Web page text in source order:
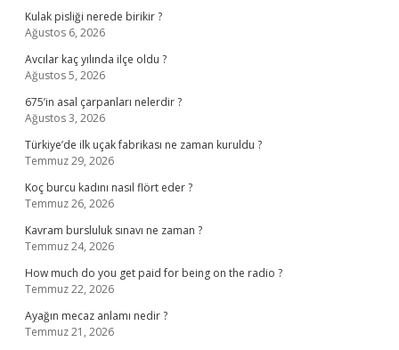
Kulak pisliği nerede birikir ?
Ağustos 6, 2026
Avcılar kaç yılında ilçe oldu ?
Ağustos 5, 2026
675’in asal çarpanları nelerdir ?
Ağustos 3, 2026
Türkiye’de ilk uçak fabrikası ne zaman kuruldu ?
Temmuz 29, 2026
Koç burcu kadını nasıl flört eder ?
Temmuz 26, 2026
Kavram bursluluk sınavı ne zaman ?
Temmuz 24, 2026
How much do you get paid for being on the radio ?
Temmuz 22, 2026
Ayağın mecaz anlamı nedir ?
Temmuz 21, 2026